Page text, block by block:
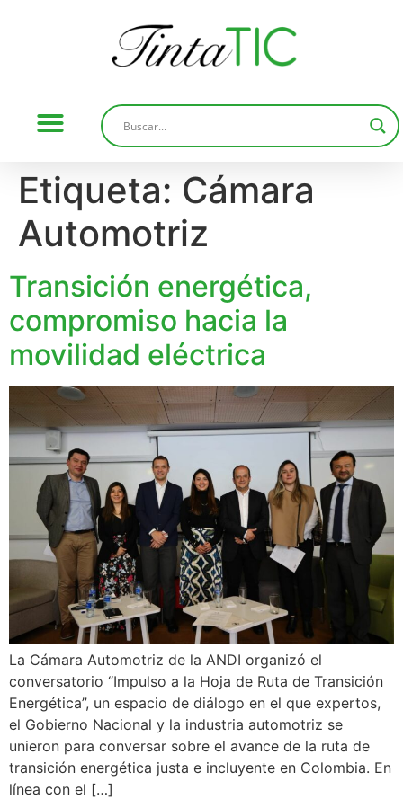
Etiqueta: Cámara
Automotriz
Transición energética,
compromiso hacia la
movilidad eléctrica
La Cámara Automotriz de la ANDI organizó el
conversatorio “Impulso a la Hoja de Ruta de Transición
Energética”, un espacio de diálogo en el que expertos,
el Gobierno Nacional y la industria automotriz se
unieron para conversar sobre el avance de la ruta de
transición energética justa e incluyente en Colombia. En
línea con el […]